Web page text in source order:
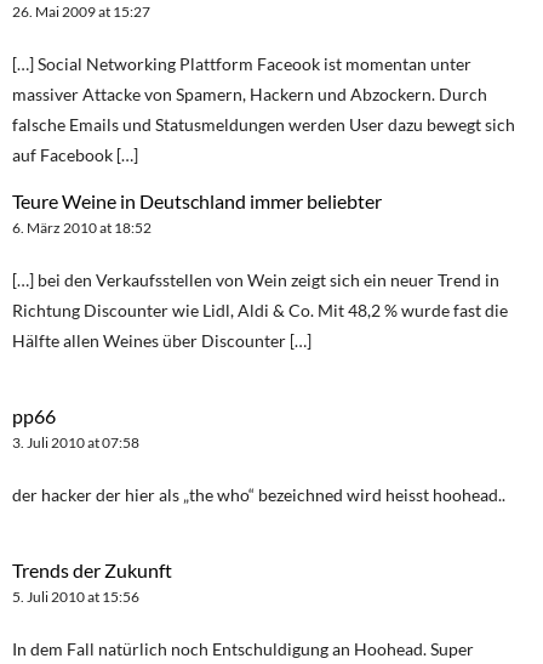
26. Mai 2009 at 15:27
[…] Social Networking Plattform Faceook ist momentan unter
massiver Attacke von Spamern, Hackern und Abzockern. Durch
falsche Emails und Statusmeldungen werden User dazu bewegt sich
auf Facebook […]
Teure Weine in Deutschland immer beliebter
6. März 2010 at 18:52
[…] bei den Verkaufsstellen von Wein zeigt sich ein neuer Trend in
Richtung Discounter wie Lidl, Aldi & Co. Mit 48,2 % wurde fast die
Hälfte allen Weines über Discounter […]
pp66
3. Juli 2010 at 07:58
der hacker der hier als „the who“ bezeichned wird heisst hoohead..
Trends der Zukunft
5. Juli 2010 at 15:56
In dem Fall natürlich noch Entschuldigung an Hoohead. Super